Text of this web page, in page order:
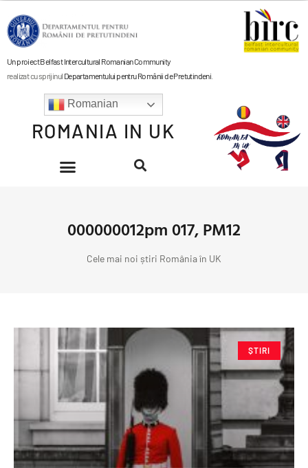
Romanian
ROMANIA IN UK
Un proiect Belfast Intercultural Romanian Community
realizat cu sprijinul Departamentului pentru Românii de Pretutindeni
000000012pm 017, PM12
Cele mai noi știri România în UK
ȘTIRI